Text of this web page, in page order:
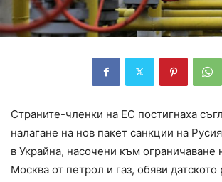
Страните-членки на ЕС постигнаха
налагане на нов пакет санкции на
в Украйна, насочени към ограничаване
Москва от петрол и газ, обяви